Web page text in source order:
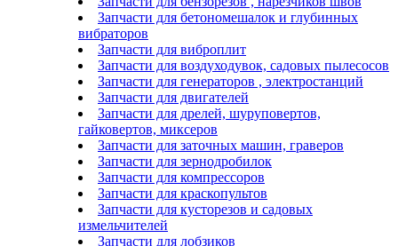
Запчасти для бетономешалок и глубинных
вибраторов
Запчасти для виброплит
Запчасти для воздуходувок, садовых пылесосов
Запчасти для генераторов , электростанций
Запчасти для двигателей
Запчасти для дрелей, шуруповертов,
гайковертов, миксеров
Запчасти для заточных машин, граверов
Запчасти для зернодробилок
Запчасти для компрессоров
Запчасти для краскопультов
Запчасти для кусторезов и садовых
измельчителей
Запчасти для лобзиков